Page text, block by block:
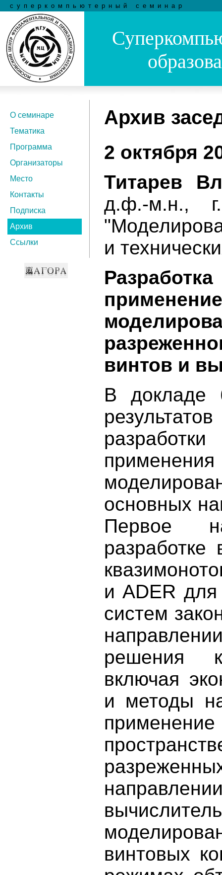
суперкомпьютерный семинар
О семинаре
Тематика
Программа
Организаторы
Место
Контакты
Подписка
Архив
Ссылки
Архив
2 октября
Титарев
д.ф.-м.н.,
и
винтов и
В докладе
основных
Первое
разработке
и ADER для
систем
решения
включая
и методы
винтовых